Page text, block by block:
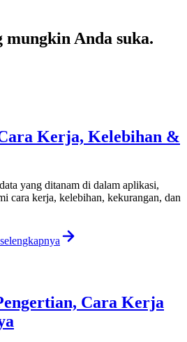
mungkin Anda suka.
Kerja, Kelebihan &
yang ditanam di dalam aplikasi,
cara kerja, kelebihan, kekurangan, dan
Cara Kerja